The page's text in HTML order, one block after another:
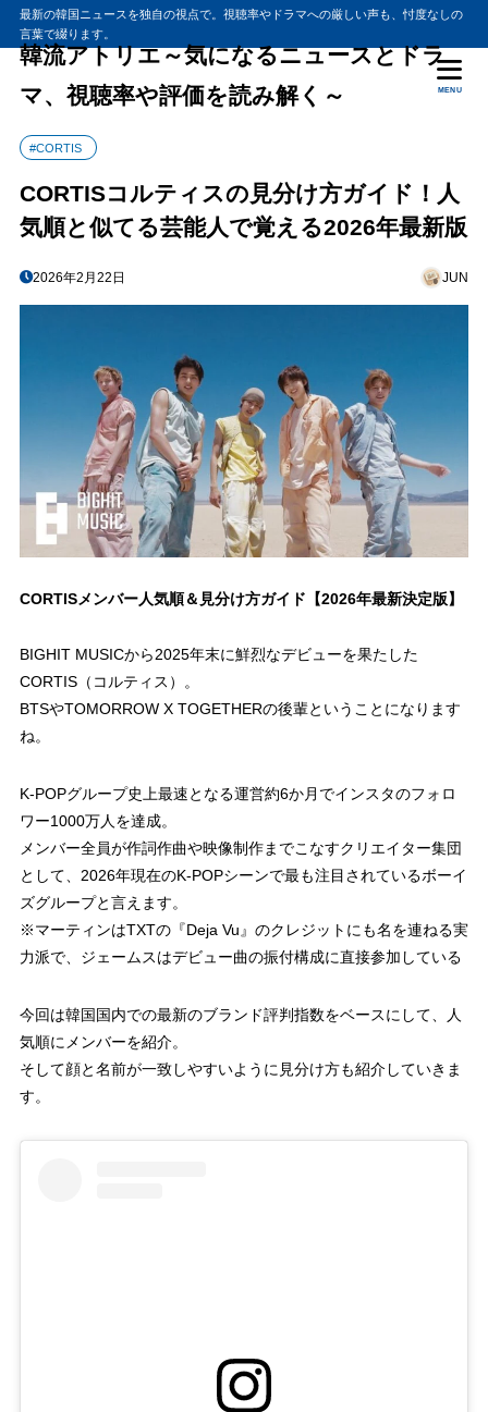
最新の韓国ニュースを独自の視点で。視聴率やドラマへの厳しい声も、忖度なしの
言葉で綴ります。
韓流アトリエ～気になるニュースとドラ
マ、視聴率や評価を読み解く～
MENU
#CORTIS
CORTISコルティスの見分け方ガイド！人
気順と似てる芸能人で覚える2026年最新版
2026年2月22日 JUN
CORTISメンバー人気順＆見分け方ガイド【2026年最新決定版】
BIGHIT MUSICから2025年末に鮮烈なデビューを果たした
CORTIS（コルティス）。
BTSやTOMORROW X TOGETHERの後輩ということになります
ね。
K-POPグループ史上最速となる運営約6か月でインスタのフォロ
ワー1000万人を達成。
メンバー全員が作詞作曲や映像制作までこなすクリエイター集団
として、2026年現在のK-POPシーンで最も注目されているボーイ
ズグループと言えます。
※マーティンはTXTの『Deja Vu』のクレジットにも名を連ねる実
力派で、ジェームスはデビュー曲の振付構成に直接参加している
今回は韓国国内での最新のブランド評判指数をベースにして、人
気順にメンバーを紹介。
そして顔と名前が一致しやすいように見分け方も紹介していきま
す。